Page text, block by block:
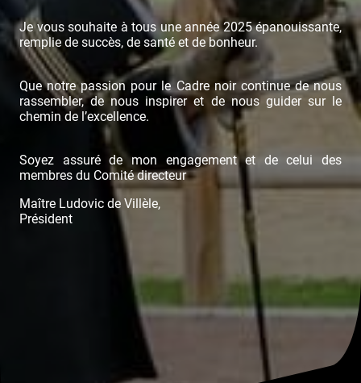
Je vous souhaite à tous une année 2025 épanouissante,
remplie de succès, de santé et de bonheur.
Que notre passion pour le Cadre noir continue de nous
rassembler, de nous inspirer et de nous guider sur le
chemin de l’excellence.
Soyez assuré de mon engagement et de celui des
membres du Comité directeur
Maître Ludovic de Villèle,
Président